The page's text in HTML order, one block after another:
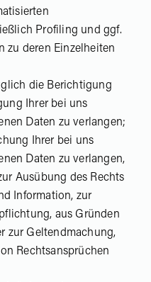
Profiling und ggf.
zu deren Einzelheiten
die Berichtigung
Ihrer bei uns
Daten zu verlangen;
Ihrer bei uns
Daten zu verlangen,
Ausübung des Rechts
Information, zur
aus Gründen
zur Geltendmachung,
Rechtsansprüchen